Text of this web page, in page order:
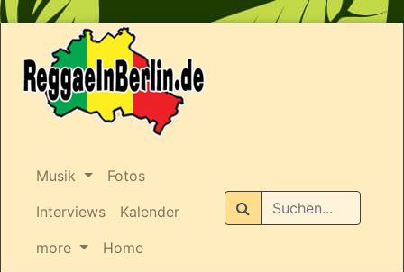
Musik
Fotos
Interviews
Kalender
more
Home
Suchen